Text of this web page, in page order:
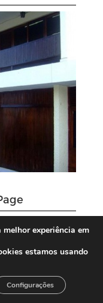
experiência em
estamos usando
Configurações